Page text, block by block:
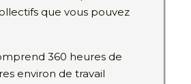
que vous pouvez
360 heures de
environ de travail